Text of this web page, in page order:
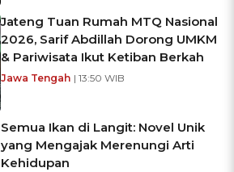
Jateng Tuan Rumah MTQ Nasional
2026, Sarif Abdillah Dorong UMKM
& Pariwisata Ikut Ketiban Berkah
Jawa Tengah | 13:50 WIB
Semua Ikan di Langit: Novel Unik
yang Mengajak Merenungi Arti
Kehidupan